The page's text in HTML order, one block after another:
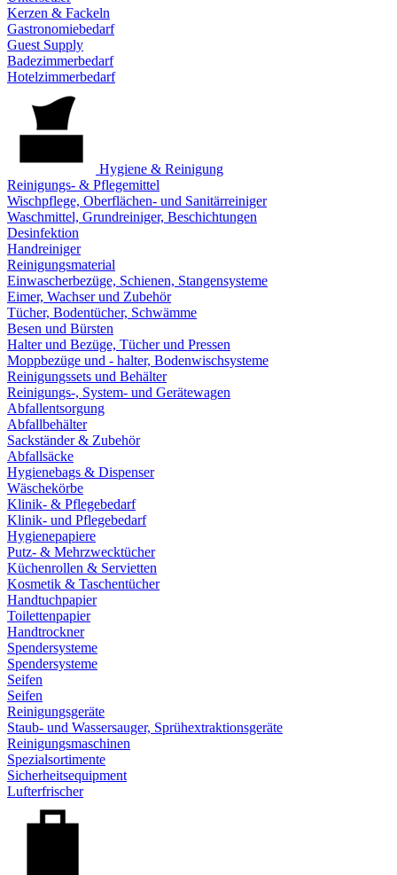
Kerzen & Fackeln
Gastronomiebedarf
Guest Supply
Badezimmerbedarf
Hotelzimmerbedarf
Hygiene & Reinigung
Reinigungs- & Pflegemittel
Wischpflege, Oberflächen- und Sanitärreiniger
Waschmittel, Grundreiniger, Beschichtungen
Desinfektion
Handreiniger
Reinigungsmaterial
Einwascherbezüge, Schienen, Stangensysteme
Eimer, Wachser und Zubehör
Tücher, Bodentücher, Schwämme
Besen und Bürsten
Halter und Bezüge, Tücher und Pressen
Moppbezüge und - halter, Bodenwischsysteme
Reinigungssets und Behälter
Reinigungs-, System- und Gerätewagen
Abfallentsorgung
Abfallbehälter
Sackständer & Zubehör
Abfallsäcke
Hygienebags & Dispenser
Wäschekörbe
Klinik- & Pflegebedarf
Klinik- und Pflegebedarf
Hygienepapiere
Putz- & Mehrzwecktücher
Küchenrollen & Servietten
Kosmetik & Taschentücher
Handtuchpapier
Toilettenpapier
Handtrockner
Spendersysteme
Spendersysteme
Seifen
Seifen
Reinigungsgeräte
Staub- und Wassersauger, Sprühextraktionsgeräte
Reinigungsmaschinen
Spezialsortimente
Sicherheitsequipment
Lufterfrischer